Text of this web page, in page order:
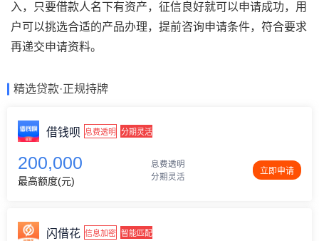
入，只要借款人名下有资产，征信良好就可以申请成功，用
户可以挑选合适的产品办理，提前咨询申请条件，符合要求
再递交申请资料。
精选贷款·正规持牌
借钱呗 息费透明 分期灵活
200,000
最高额度(元)
息费透明
分期灵活
立即申请
闪借花 信息加密 智能匹配